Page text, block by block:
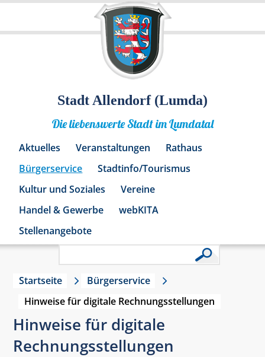
Stadt Allendorf (Lumda)
Die liebenswerte Stadt im Lumdatal
Aktuelles Veranstaltungen
Rathaus
Bürgerservice
Stadtinfo/Tourismus
Kultur und Soziales
Vereine
Handel & Gewerbe
webKITA
Stellenangebote
Startseite
Bürgerservice
Hinweise für digitale Rechnungsstellungen
Hinweise für digitale
Rechnungsstellungen